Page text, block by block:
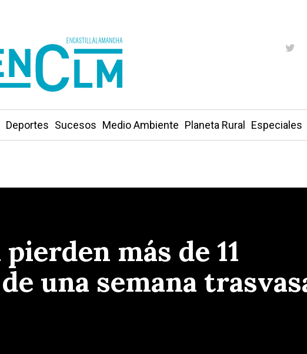
Deportes Sucesos Medio Ambiente Planeta Rural Especiales
más de 11
una semana